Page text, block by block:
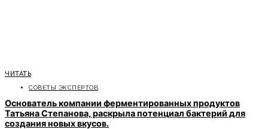
ЧИТАТЬ
СОВЕТЫ ЭКСПЕРТОВ
Основатель компании ферментированных продуктов
Татьяна Степанова, раскрыла потенциал бактерий для
создания новых вкусов.